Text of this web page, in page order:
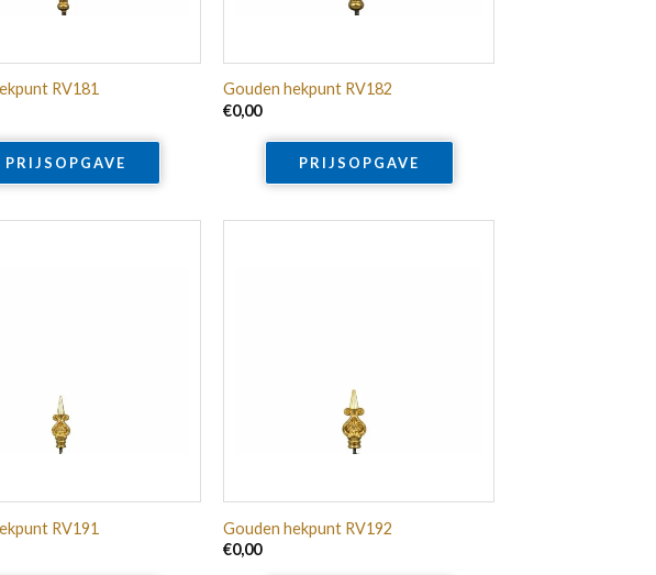
RV181
PRIJSOPGAVE
Gouden hekpunt RV182
€0,00
PRIJSOPGAVE
RV191
Gouden hekpunt RV192
€0,00